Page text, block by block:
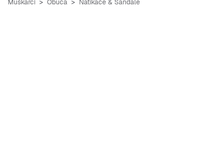
Muškarci Obuća Natikače & Sandale